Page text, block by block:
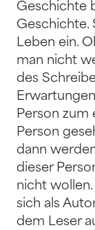
Geschichte
Geschichte.
Leben ein.
man nicht
des
Person zum
Person
dann
dieser
nicht
sich als
dem Leser